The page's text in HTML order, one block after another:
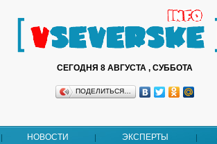
СЕГОДНЯ 8 АВГУСТА , СУББОТА
ПОДЕЛИТЬСЯ…
НОВОСТИ ЭКСПЕРТЫ